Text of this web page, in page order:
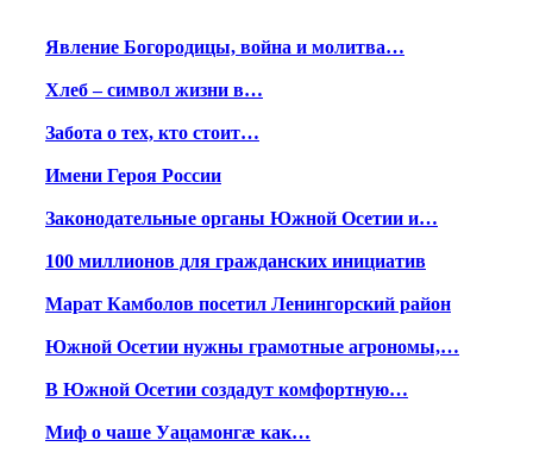
Явление Богородицы, война и молитва…
Хлеб – символ жизни в…
Забота о тех, кто стоит…
Имени Героя России
Законодательные органы Южной Осетии и…
100 миллионов для гражданских инициатив
Марат Камболов посетил Ленингорский район
Южной Осетии нужны грамотные агрономы,…
В Южной Осетии создадут комфортную…
Миф о чаше Уацамонгæ как…